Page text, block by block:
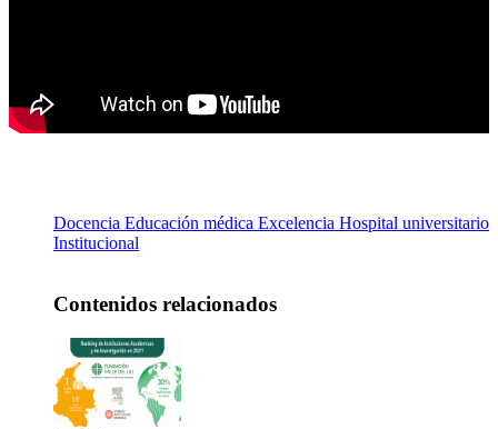
Docencia Educación médica Excelencia Hospital universitario
Institucional
Contenidos relacionados